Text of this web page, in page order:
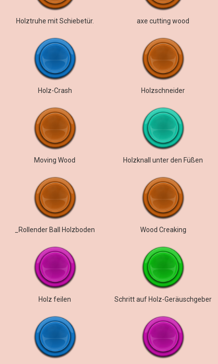
Holztruhe mit Schiebetür. axe cutting wood
Holz-Crash Holzschneider
Moving Wood Holzknall unter den Füßen
_Rollender Ball Holzboden Wood Creaking
Holz feilen Schritt auf Holz-Geräuschgeber